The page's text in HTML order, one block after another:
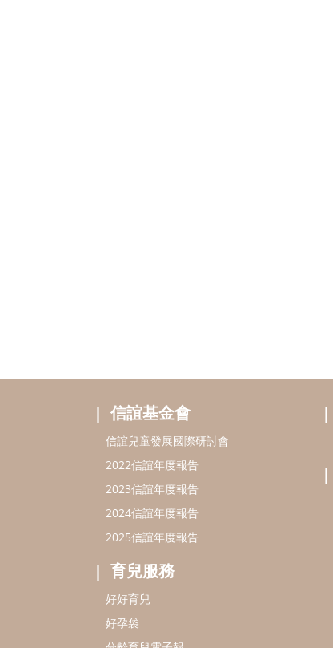
信誼基金會
信誼兒童發展國際研討會
2022信誼年度報告
2023信誼年度報告
2024信誼年度報告
2025信誼年度報告
育兒服務
好好育兒
好孕袋